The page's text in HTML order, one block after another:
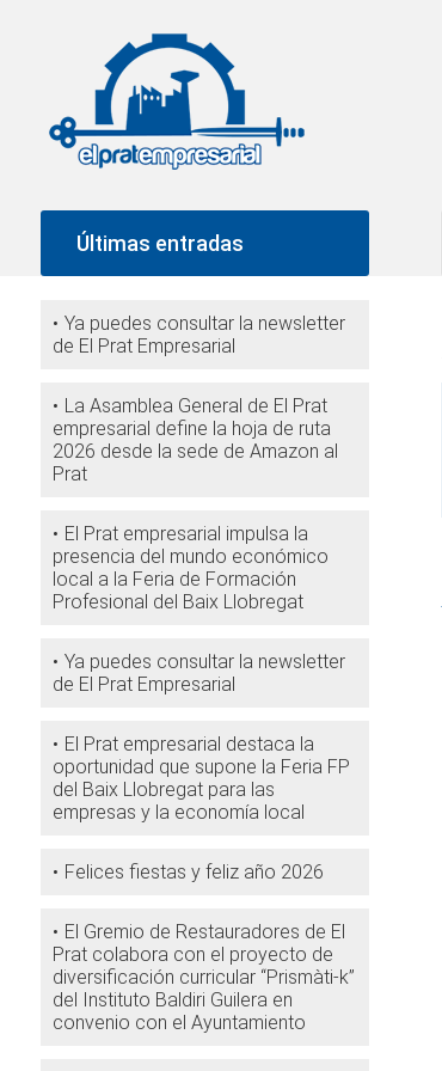
Últimas entradas
Ya puedes consultar la newsletter
de El Prat Empresarial
La Asamblea General de El Prat
empresarial define la hoja de ruta
2026 desde la sede de Amazon al
Prat
El Prat empresarial impulsa la
presencia del mundo económico
local a la Feria de Formación
Profesional del Baix Llobregat
Ya puedes consultar la newsletter
de El Prat Empresarial
El Prat empresarial destaca la
oportunidad que supone la Feria FP
del Baix Llobregat para las
empresas y la economía local
Felices fiestas y feliz año 2026
El Gremio de Restauradores de El
Prat colabora con el proyecto de
diversificación curricular “Prismàti-k”
del Instituto Baldiri Guilera en
convenio con el Ayuntamiento